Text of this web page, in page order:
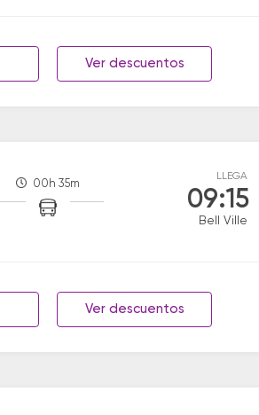
Ver descuentos
00h 35m
LLEGA
09:15
Bell Ville
Ver descuentos